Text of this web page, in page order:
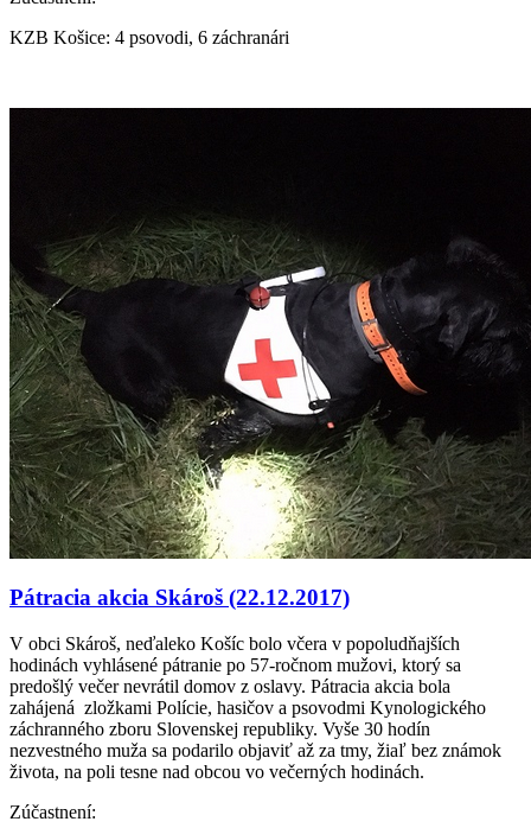
KZB Košice: 4 psovodi, 6 záchranári
Pátracia akcia Skároš (22.12.2017)
V obci Skároš, neďaleko Košíc bolo včera v popoludňajších
hodinách vyhlásené pátranie po 57-ročnom mužovi, ktorý sa
predošlý večer nevrátil domov z oslavy. Pátracia akcia bola
zahájená zložkami Polície, hasičov a psovodmi Kynologického
záchranného zboru Slovenskej republiky. Vyše 30 hodín
nezvestného muža sa podarilo objaviť až za tmy, žiaľ bez známok
života, na poli tesne nad obcou vo večerných hodinách.
Zúčastnení: